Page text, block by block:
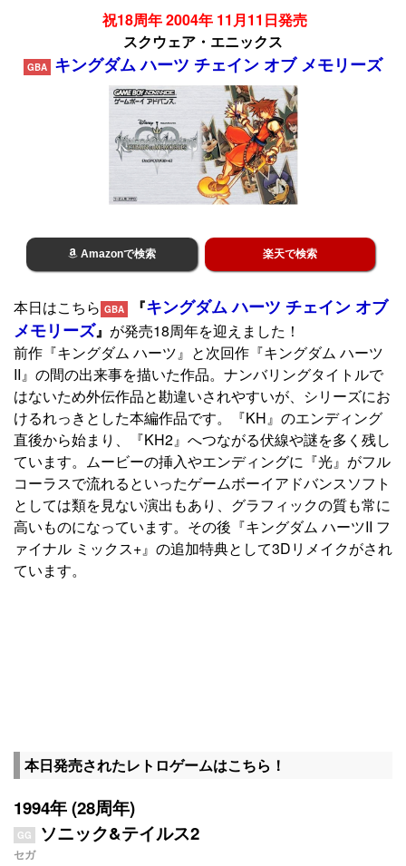
祝18周年 2004年 11月11日発売
スクウェア・エニックス
GBA キングダム ハーツ チェイン オブ メモリーズ
Amazonで検索 楽天で検索
本日はこちら GBA 『キングダム ハーツ チェイン オブ
メモリーズ』 が発売18周年を迎えました！
前作『キングダム ハーツ』と次回作『キングダム ハーツ
II』の間の出来事を描いた作品。ナンバリングタイトルで
はないため外伝作品と勘違いされやすいが、シリーズにお
けるれっきとした本編作品です。『KH』のエンディング
直後から始まり、『KH2』へつながる伏線や謎を多く残し
ています。ムービーの挿入やエンディングに『光』がフル
コーラスで流れるといったゲームボーイアドバンスソフト
としては類を見ない演出もあり、グラフィックの質も常に
高いものになっています。その後『キングダム ハーツII フ
ァイナル ミックス+』の追加特典として3Dリメイクがされ
ています。
本日発売されたレトロゲームはこちら！
1994年 (28周年)
GG ソニック&テイルス2
セガ